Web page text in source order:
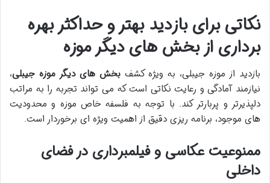
نکاتی برای بازدید بهتر و حداکثر بهره
برداری از بخش های دیگر موزه
بازدید از موزه جیبلی، به ویژه کشفبخش های دیگر موزه جیبلی،
نیازمند آمادگی و رعایت نکاتی است که می تواند تجربه را به مراتب
دلپذیرتر و پربارتر کند. با توجه به فلسفه خاص موزه و محدودیت
های موجود، برنامه ریزی دقیق از اهمیت ویژه ای برخوردار است.
ممنوعیت عکاسی و فیلمبرداری در فضای
داخلی